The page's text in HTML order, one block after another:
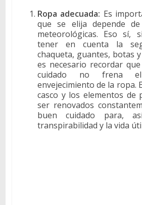
Ropa adecuada: Es
que se elija depende de
meteorológicas. Eso sí,
tener en cuenta la
chaqueta, guantes, botas y
es necesario recordar
cuidado no frena
envejecimiento de la ropa.
casco y los elementos de
ser renovados
buen cuidado para,
transpirabilidad y la vida